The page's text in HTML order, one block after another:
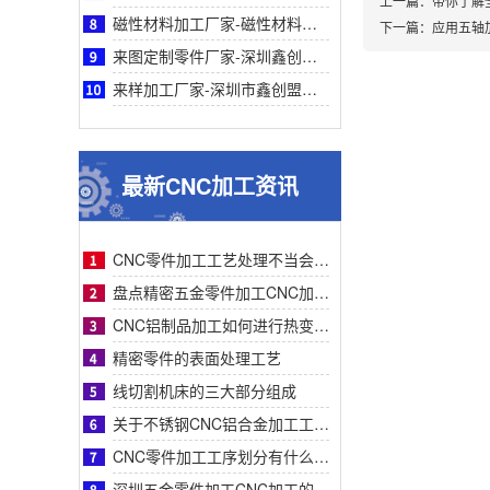
磁性材料加工厂家-磁性材料加工厂家采购参考之深圳鑫创盟机电技术有限公司深度专业解析
来图定制零件厂家-深圳鑫创盟机电来图定制零件厂家采购参考与专业工艺优势深度全面解析
来样加工厂家-深圳市鑫创盟机电来样加工厂家：精准定制，解决非标零件采购难题参考
最新CNC加工资讯
CNC零件加工工艺处理不当会有什么影响？
盘点精密五金零件加工CNC加工明显的特征有哪些
CNC铝制品加工如何进行热变形处理？
精密零件的表面处理工艺
线切割机床的三大部分组成
关于不锈钢CNC铝合金加工工艺流程步骤介绍？
CNC零件加工工序划分有什么要求呢
下一篇： 应用五轴